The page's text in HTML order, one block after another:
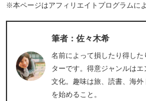
※本ページはアフィリエイトプログラムに
筆者：佐々木希
名前によって損したり得し
ターです。得意ジャンルは
文化。趣味は旅、読書、海
を始めること。